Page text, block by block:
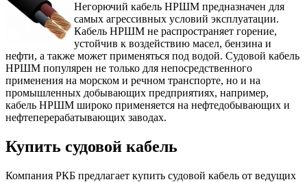
Негорючий кабель НРШМ предназначен для
самых агрессивных условий эксплуатации.
Кабель НРШМ не распространяет горение,
устойчив к воздействию масел, бензина и
нефти, а также может применяться под водой. Судовой кабель
НРШМ популярен не только для непосредственного
применения на морском и речном транспорте, но и на
промышленных добывающих предприятиях, например,
кабель НРШМ широко применяется на нефтедобывающих и
нефтеперерабатывающих заводах.
Купить судовой кабель
Компания РКБ предлагает купить судовой кабель от ведущих